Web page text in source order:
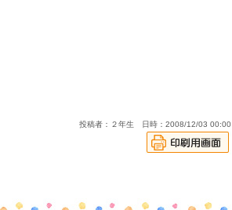
投稿者：２年生 日時：2008/12/03 00:00